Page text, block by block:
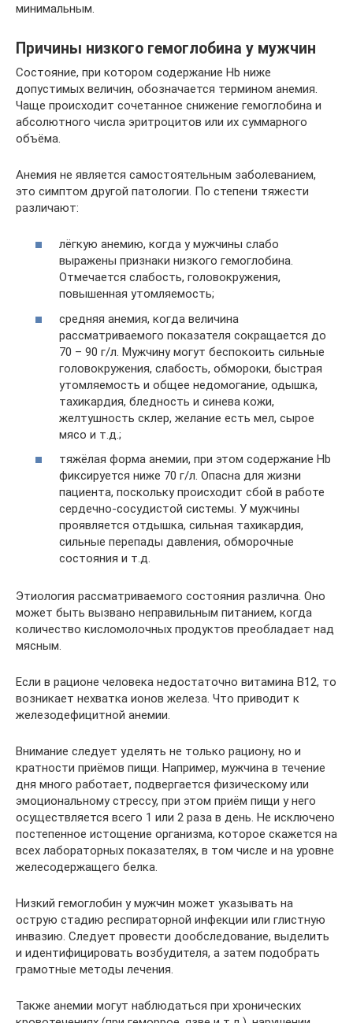
минимальным.
Причины низкого гемоглобина у мужчин
Состояние, при котором содержание Hb ниже
допустимых величин, обозначается термином анемия.
Чаще происходит сочетанное снижение гемоглобина и
абсолютного числа эритроцитов или их суммарного
объёма.
Анемия не является самостоятельным заболеванием,
это симптом другой патологии. По степени тяжести
различают:
лёгкую анемию, когда у мужчины слабо
выражены признаки низкого гемоглобина.
Отмечается слабость, головокружения,
повышенная утомляемость;
средняя анемия, когда величина
рассматриваемого показателя сокращается до
70 – 90 г/л. Мужчину могут беспокоить сильные
головокружения, слабость, обмороки, быстрая
утомляемость и общее недомогание, одышка,
тахикардия, бледность и синева кожи,
желтушность склер, желание есть мел, сырое
мясо и т.д.;
тяжёлая форма анемии, при этом содержание Hb
фиксируется ниже 70 г/л. Опасна для жизни
пациента, поскольку происходит сбой в работе
сердечно-сосудистой системы. У мужчины
проявляется отдышка, сильная тахикардия,
сильные перепады давления, обморочные
состояния и т.д.
Этиология рассматриваемого состояния различна. Оно
может быть вызвано неправильным питанием, когда
количество кисломолочных продуктов преобладает над
мясным.
Если в рационе человека недостаточно витамина В12, то
возникает нехватка ионов железа. Что приводит к
железодефицитной анемии.
Внимание следует уделять не только рациону, но и
кратности приёмов пищи. Например, мужчина в течение
дня много работает, подвергается физическому или
эмоциональному стрессу, при этом приём пищи у него
осуществляется всего 1 или 2 раза в день. Не исключено
постепенное истощение организма, которое скажется на
всех лабораторных показателях, в том числе и на уровне
желесодержащего белка.
Низкий гемоглобин у мужчин может указывать на
острую стадию респираторной инфекции или глистную
инвазию. Следует провести дообследование, выделить
и идентифицировать возбудителя, а затем подобрать
грамотные методы лечения.
Также анемии могут наблюдаться при хронических